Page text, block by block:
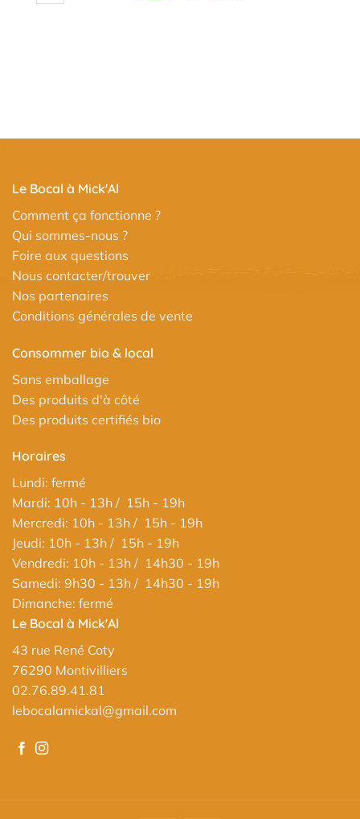
Le Bocal à Mick'Al
Comment ça fonctionne ?
Qui sommes-nous ?
Foire aux questions
Nous contacter/trouver
Nos partenaires
Conditions générales de vente
Consommer bio & local
Sans emballage
Des produits d'à côté
Des produits certifiés bio
Horaires
Lundi: fermé
Mardi: 10h - 13h / 15h - 19h
Mercredi: 10h - 13h / 15h - 19h
Jeudi: 10h - 13h / 15h - 19h
Vendredi: 10h - 13h / 14h30 - 19h
Samedi: 9h30 - 13h / 14h30 - 19h
Dimanche: fermé
Le Bocal à Mick'Al
43 rue René Coty
76290 Montivilliers
02.76.89.41.81
lebocalamickal@gmail.com